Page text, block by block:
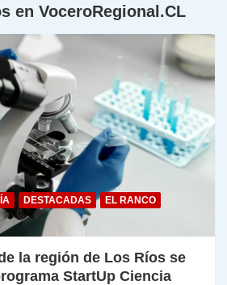
en VoceroRegional.CL
DESTACADAS
EL RANCO
la región de Los Ríos se
StartUp Ciencia